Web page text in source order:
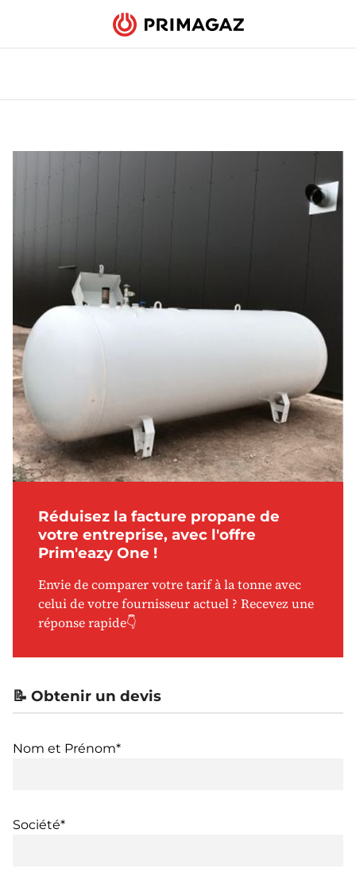
Réduisez la facture propane de
votre entreprise, avec l'offre
Prim'eazy One !
Envie de comparer votre tarif à la tonne avec
celui de votre fournisseur actuel ? Recevez une
réponse rapide👇
📝 Obtenir un devis
Nom et Prénom*
Société*